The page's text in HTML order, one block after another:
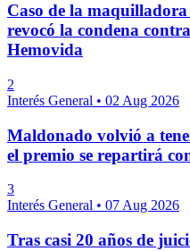
Caso de la
revocó la condena
Hemovida
2
Interés General • 02 Aug 2026
Maldonado volvió a
el premio se repartirá
3
Interés General • 07 Aug 2026
Tras casi 20 años de